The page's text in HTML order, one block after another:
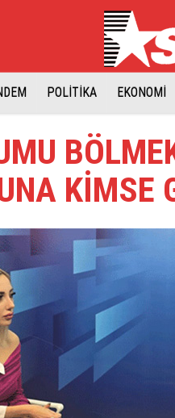
POLİTİKA EKONOMİ
KİMSE